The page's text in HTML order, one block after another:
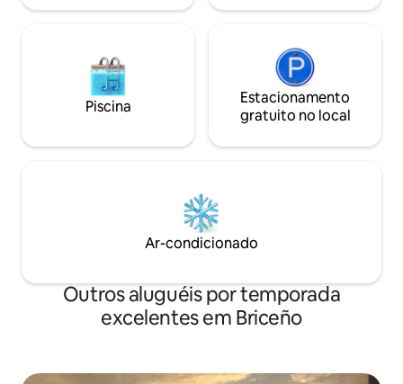
para estadias curtas.
Piscina
Estacionamento
gratuito no local
Ar-condicionado
Outros aluguéis por temporada
excelentes em Briceño